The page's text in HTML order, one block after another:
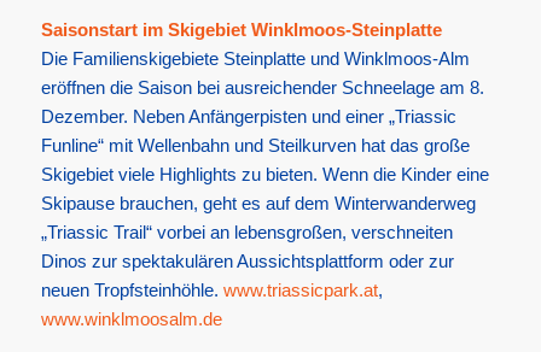
Saisonstart im Skigebiet Winklmoos-Steinplatte
Die Familienskigebiete Steinplatte und Winklmoos-Alm
eröffnen die Saison bei ausreichender Schneelage am 8.
Dezember. Neben Anfängerpisten und einer „Triassic
Funline“ mit Wellenbahn und Steilkurven hat das große
Skigebiet viele Highlights zu bieten. Wenn die Kinder eine
Skipause brauchen, geht es auf dem Winterwanderweg
„Triassic Trail“ vorbei an lebensgroßen, verschneiten
Dinos zur spektakulären Aussichtsplattform oder zur
neuen Tropfsteinhöhle. www.triassicpark.at,
www.winklmoosalm.de